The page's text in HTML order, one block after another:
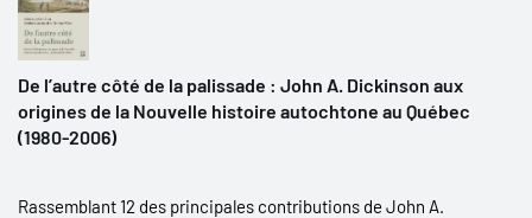
De l’autre côté de la palissade : John A. Dickinson aux
origines de la Nouvelle histoire autochtone au Québec
(1980-2006)
Rassemblant 12 des principales contributions de John A.